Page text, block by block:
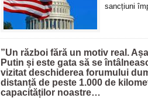
sancțiuni
”Un război fără un motiv real.
Putin și este gata să se
vizitat deschiderea forumului
distanță de peste 1.000 de
capacităților noastre…